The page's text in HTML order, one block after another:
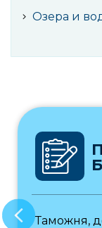
Озера и
Таможня,